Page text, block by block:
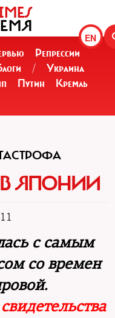
EN
Репрессии
/
Украина
Путин
Кремль
ЯПОНИИ
с самым
со времен
свидетельства